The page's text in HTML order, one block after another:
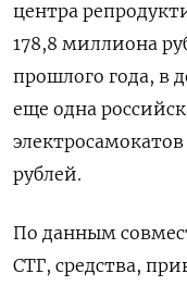
центра
178,8 миллиона
прошлого года, в
еще одна
рублей.
По данным
СТГ, средства,